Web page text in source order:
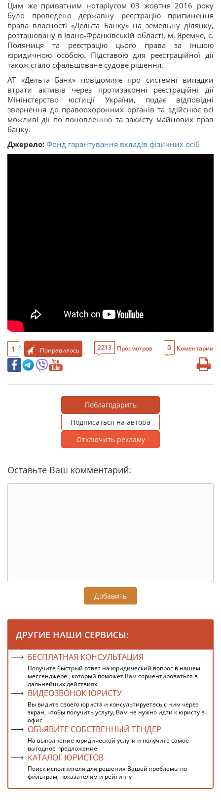
Цим же приватним нотаріусом 03 жовтня 2016 року
було проведено державну реєстрацію припинення
права власності «Дельта Банку» на земельну ділянку,
розташовану в Івано-Франківській області, м. Яремче, с.
Поляниця та реєстрацію цього права за іншою
юридичною особою. Підставою для реєстраційної дії
також стало сфальшоване судове рішення.
АТ «Дельта Банк» повідомляє про системні випадки
втрати активів через протизаконні реєстраційні дії
Мінінстерство юстиції України, подає відповідні
звернення до правоохоронних органів та здійснює всі
можливі дії по поновленню та захисту майнових прав
банку.
Джерело: Фонд гарантування вкладів фізичних осіб
1 Понравилось 2213 Просмотров 0 Коментарии
Поблагодарить
Подписаться на автора
Отключить рекламу
Оставьте Ваш комментарий:
Добавить
ДРУГИЕ НАШИ СЕРВИСЫ:
БЕСПЛАТНАЯ КОНСУЛЬТАЦИЯ
Получите быстрый ответ на юридический вопрос в нашем
мессенджере , который поможет Вам сориентироваться в
дальнейших действиях
ВИДЕОЗВОНОК ЮРИСТУ
Вы видите своего юриста и консультируетесь с ним через
экран, чтобы получить услугу, Вам не нужно идти к юристу в
офис
ОБЪЯВИТЕ СОБСТВЕННЫЙ ТЕНДЕР
На выполнение юридической услуги и получите самое
выгодное предложение
КАТАЛОГ ЮРИСТОВ
Поиск исполнителя для решения Вашей проблемы по
фильтрам, показателям и рейтингу